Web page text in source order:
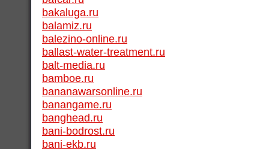
bakaluga.ru
balamiz.ru
balezino-online.ru
ballast-water-treatment.ru
balt-media.ru
bamboe.ru
bananawarsonline.ru
banangame.ru
banghead.ru
bani-bodrost.ru
bani-ekb.ru